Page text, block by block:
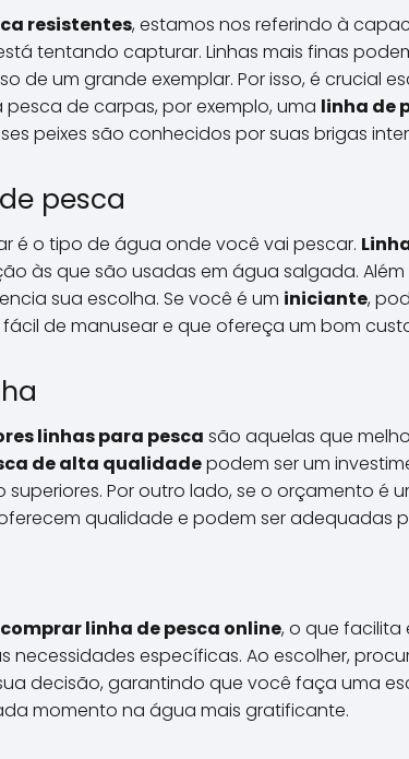
resistentes, estamos nos referindo à
tentando capturar. Linhas mais finas
de um grande exemplar. Por isso, é crucial
pesca de carpas, por exemplo, uma linha de
peixes são conhecidos por suas brigas
pesca
é o tipo de água onde você vai pescar.
às que são usadas em água salgada.
sua escolha. Se você é um iniciante,
fácil de manusear e que ofereça um bom
linhas para pesca são aquelas que
de alta qualidadepodem ser um
Por outro lado, se o orçamento é
qualidade e podem ser adequadas
comprar linha de pesca online, o que facilita
necessidades específicas. Ao escolher,
decisão, garantindo que você faça uma
momento na água mais gratificante.